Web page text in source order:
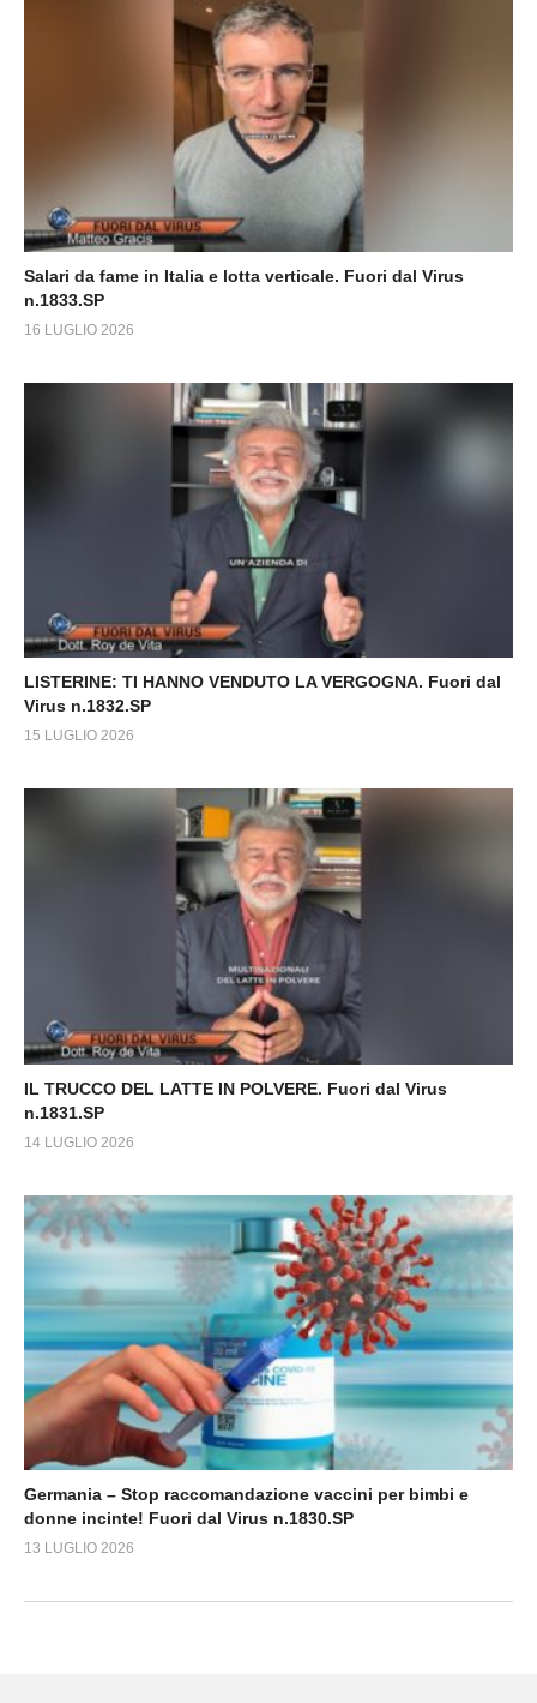
Salari da fame in Italia e lotta verticale. Fuori dal Virus
n.1833.SP
16 LUGLIO 2026
LISTERINE: TI HANNO VENDUTO LA VERGOGNA. Fuori dal
Virus n.1832.SP
15 LUGLIO 2026
IL TRUCCO DEL LATTE IN POLVERE. Fuori dal Virus
n.1831.SP
14 LUGLIO 2026
Germania – Stop raccomandazione vaccini per bimbi e
donne incinte! Fuori dal Virus n.1830.SP
13 LUGLIO 2026